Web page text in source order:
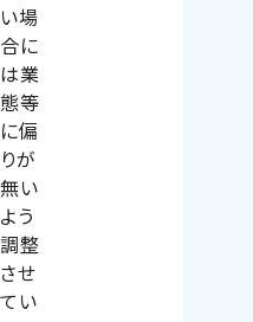
い場
合に
は業
態等
に偏
りが
無い
よう
調整
させ
てい